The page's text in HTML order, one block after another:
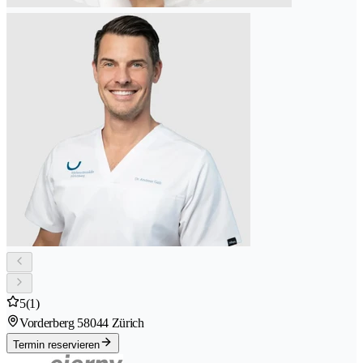
5(1)
Vorderberg 58044 Zürich
Termin reservieren